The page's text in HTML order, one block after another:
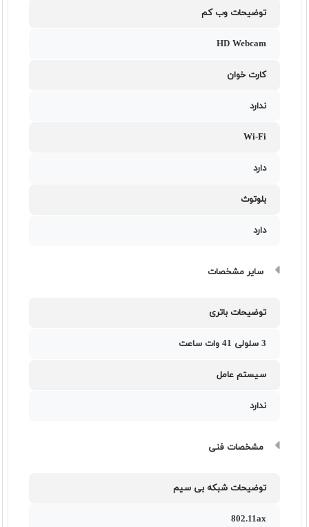
توضیحات وب کم
HD Webcam
کارت خوان
ندارد
Wi-Fi
دارد
بلوتوث
دارد
سایر مشخصات
توضیحات باتری
3 سلولی 41 وات ساعت
سیستم عامل
ندارد
مشخصات فنی
توضیحات شبکه بی سیم
802.11ax